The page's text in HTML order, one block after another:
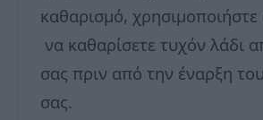
καθαρισμό, χρησιμοποιήστε
να καθαρίσετε τυχόν λάδι
σας πριν από την έναρξη
σας.